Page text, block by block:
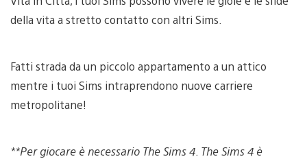
della vita a stretto contatto con altri Sims.
Fatti strada da un piccolo appartamento a un attico
mentre i tuoi Sims intraprendono nuove carriere
metropolitane!
**Per giocare è necessario The Sims 4 The Sims 4 è